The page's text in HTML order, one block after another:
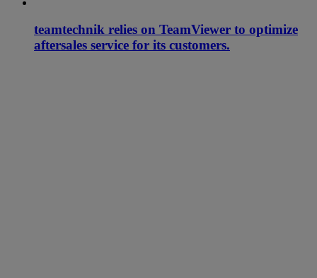
teamtechnik relies on TeamViewer to optimize
aftersales service for its customers.